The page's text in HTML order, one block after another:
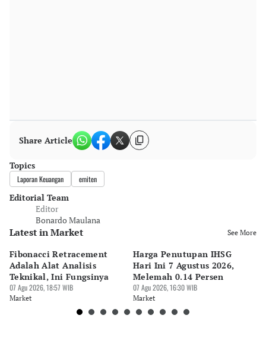
Share Article
Topics
Laporan Keuangan emiten
Editorial Team
Editor
Bonardo Maulana
Latest in Market See More
Fibonacci Retracement
Adalah Alat Analisis
Teknikal, Ini Fungsinya
07 Agu 2026, 18:57 WIB
Market
Harga Penutupan IHSG
Hari Ini 7 Agustus 2026,
Melemah 0.14 Persen
07 Agu 2026, 16:30 WIB
Market